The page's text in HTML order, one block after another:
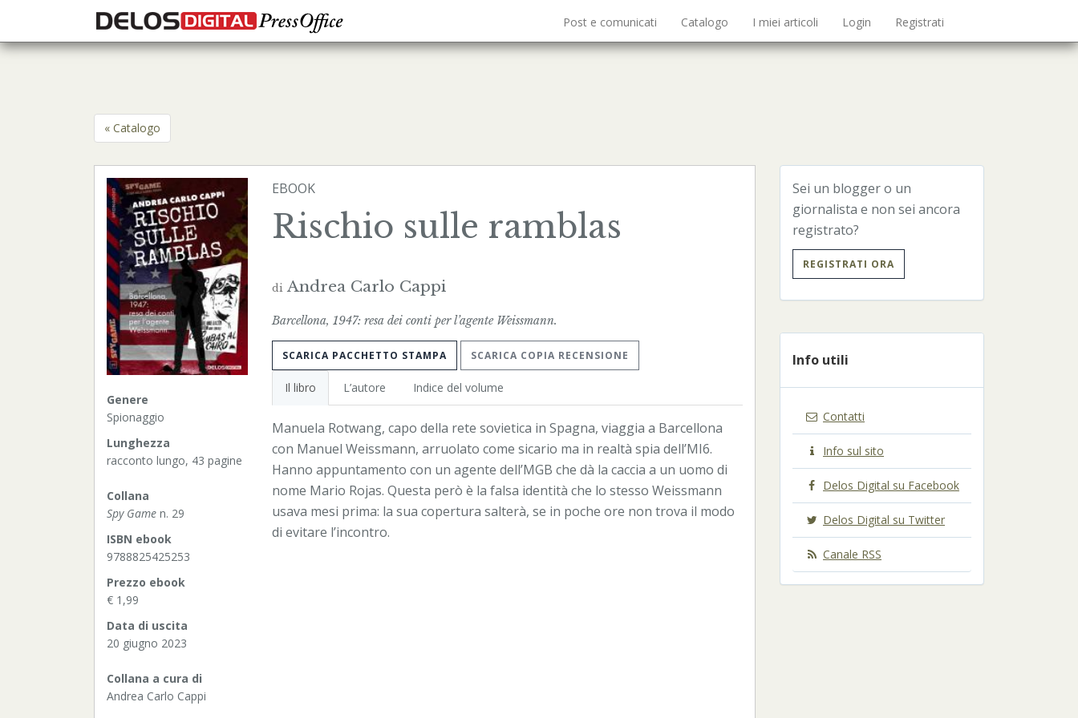
Post e comunicati Catalogo I miei articoli Login Registrati
« Catalogo
Genere
Spionaggio
Lunghezza
racconto lungo, 43 pagine
Collana
Spy Game n. 29
ISBN ebook
9788825425253
Prezzo ebook
€ 1,99
Data di uscita
20 giugno 2023
Collana a cura di
Andrea Carlo Cappi
EBOOK
Rischio sulle ramblas
di Andrea Carlo Cappi
Barcellona, 1947: resa dei conti per l’agente Weissmann.
SCARICA PACCHETTO STAMPA SCARICA COPIA RECENSIONE
Il libro L’autore Indice del volume
Manuela Rotwang, capo della rete sovietica in Spagna, viaggia a Barcellona
con Manuel Weissmann, arruolato come sicario ma in realtà spia dell’MI6.
Hanno appuntamento con un agente dell’MGB che dà la caccia a un uomo di
nome Mario Rojas. Questa però è la falsa identità che lo stesso Weissmann
usava mesi prima: la sua copertura salterà, se in poche ore non trova il modo
di evitare l’incontro.
Sei un blogger o un
giornalista e non sei ancora
registrato?
REGISTRATI ORA
Info utili
Contatti
Info sul sito
Delos Digital su Facebook
Delos Digital su Twitter
Canale RSS